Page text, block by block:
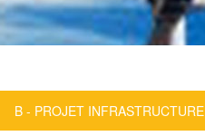
B - PROJET INFRASTRUCTURE